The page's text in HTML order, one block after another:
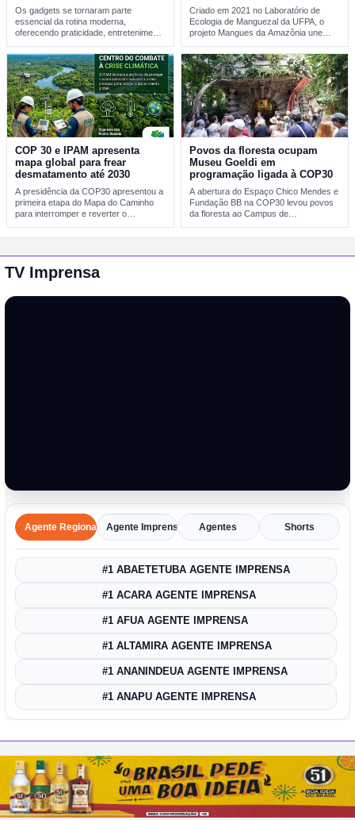
Os gadgets se tornaram parte
essencial da rotina moderna,
oferecendo praticidade, entretenimento
desses…
Criado em 2021 no Laboratório de
Ecologia de Manguezal da UFPA, o
projeto Mangues da Amazônia une
COP 30 e IPAM apresenta
mapa global para frear
desmatamento até 2030
A presidência da COP30 apresentou a
primeira etapa do Mapa do Caminho
para interromper e reverter o
Povos da floresta ocupam
Museu Goeldi em
programação ligada à COP30
A abertura do Espaço Chico Mendes e
Fundação BB na COP30 levou povos
da floresta ao Campus de…
TV Imprensa
Agente Regional Agente Imprensa Amazônica
Agentes Shorts
#1 ABAETETUBA AGENTE IMPRENSA
#1 ACARA AGENTE IMPRENSA
#1 AFUA AGENTE IMPRENSA
#1 ALTAMIRA AGENTE IMPRENSA
#1 ANANINDEUA AGENTE IMPRENSA
#1 ANAPU AGENTE IMPRENSA